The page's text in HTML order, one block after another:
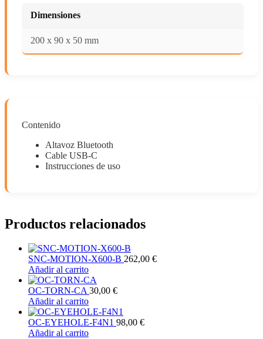
Dimensiones
200 x 90 x 50 mm
Contenido
Altavoz Bluetooth
Cable USB-C
Instrucciones de uso
Productos relacionados
SNC-MOTION-X600-B 262,00 €
Añadir al carrito
OC-TORN-CA30,00 €
Añadir al carrito
OC-EYEHOLE-F4N1 98,00 €
Añadir al carrito